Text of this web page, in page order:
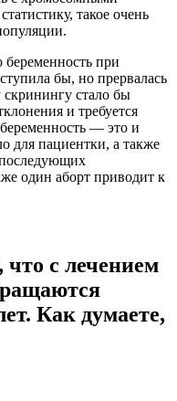
такое очень
при
бы, но прервалась
стало бы
и требуется
— это и
для пациентки, а также
последующих
один аборт приводит к
что с лечением
Как думаете,